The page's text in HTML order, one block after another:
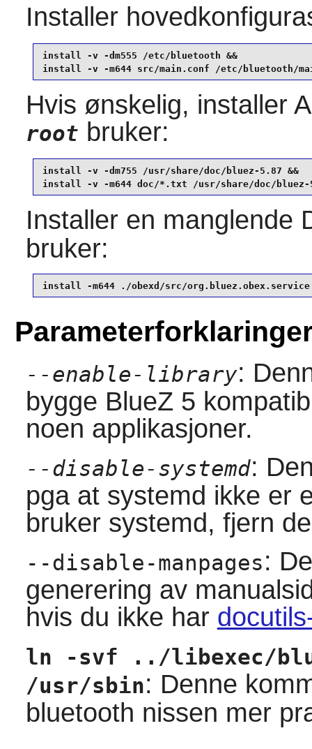
Installer
install -v -dm555 /etc/bluetooth &&
install -v -m644 src/main.conf /etc/bluetooth/
Hvis ønskelig, installer
root bruker:
install -v -dm755 /usr/share/doc/bluez-5.87 &&
install -v -m644 doc/*.txt /usr/share/doc/bluez-
Installer en manglende
bruker:
install -m644 ./obexd/src/
--enable-library:
bygge BlueZ 5
noen applikasjoner.
--disable-systemd:
pga at systemd ikke er
bruker systemd, fjern
--disable-manpages:
generering av
hvis du ikke har
ln -svf ../libexec/
/usr/sbin: Denne
bluetooth nissen mer